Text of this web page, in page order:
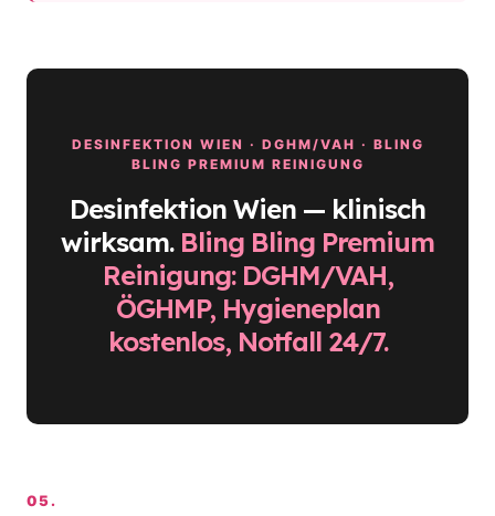
DESINFEKTION WIEN · DGHM/VAH · BLING
BLING PREMIUM REINIGUNG
Desinfektion Wien — klinisch
wirksam. Bling Bling Premium
Reinigung: DGHM/VAH,
ÖGHMP, Hygieneplan
kostenlos, Notfall 24/7.
05.